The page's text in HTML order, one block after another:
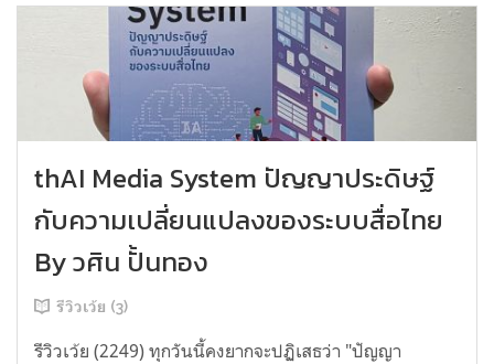
thAI Media System ปัญญาประดิษฐ์
กับความเปลี่ยนแปลงของระบบสื่อไทย
By วศิน ปั้นทอง
รีวิวเว้ย (3)
รีวิวเว้ย (2249) ทุกวันนี้คงยากจะปฏิเสธว่า "ปัญญา